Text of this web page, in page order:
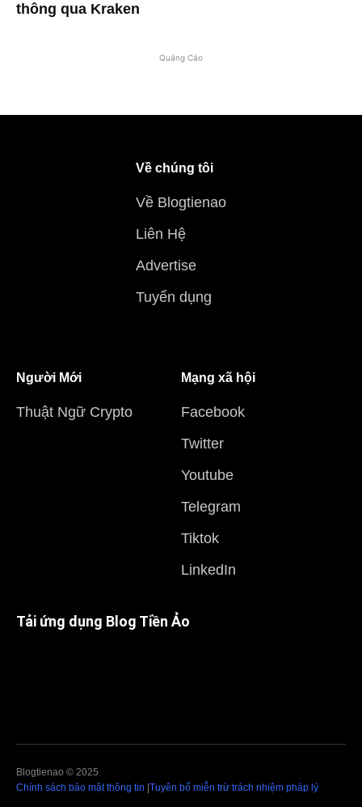
thông qua Kraken
Quảng Cáo
Về chúng tôi
Về Blogtienao
Liên Hệ
Advertise
Tuyển dụng
Người Mới
Thuật Ngữ Crypto
Mạng xã hội
Facebook
Twitter
Youtube
Telegram
Tiktok
LinkedIn
Tải ứng dụng Blog Tiền Ảo
Blogtienao © 2025
Chính sách bảo mật thông tin Tuyên bố miễn trừ trách nhiệm pháp lý